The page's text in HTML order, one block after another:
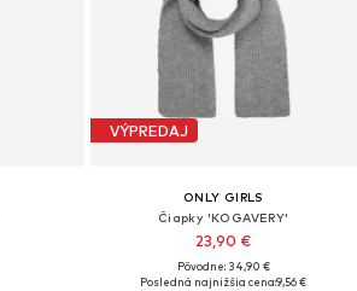
VÝPREDAJ
ONLY GIRLS
Čiapky 'KOGAVERY'
23,90 €
Pôvodne: 34,90 €
Posledná najnižšia cena:9,56 €